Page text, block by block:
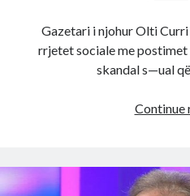
Gazetari i njohur Olti
rrjetet sociale me postimet
skandal s—ual
Continue